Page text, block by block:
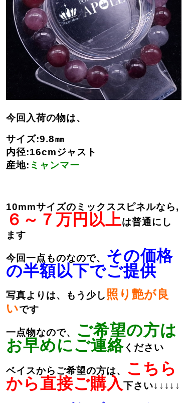
今回入荷の物は、
サイズ:9.8㎜
内径:16cmジャスト
産地: ミャンマー
10mmサイズのミックススピネルなら,
６～７万円以上は普通にし
ます
今回一点ものなので、
その価格
の半額以下でご提供
写真よりは、もう少し 照り艶が良
いです
一点物なので、
ご希望の方は
お早めにご連絡ください
ベイスからご希望の方は、
こちら
から直接ご購入下さい↓↓↓↓↓